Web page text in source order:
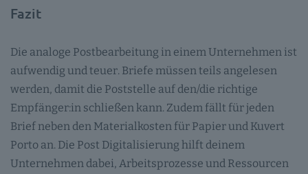
Fazit
Die analoge Postbearbeitung in einem Unternehmen ist
aufwendig und teuer. Briefe müssen teils angelesen
werden, damit die Poststelle auf den/die richtige
Empfänger:in schließen kann. Zudem fällt für jeden
Brief neben den Materialkosten für Papier und Kuvert
Porto an. Die Post Digitalisierung hilft deinem
Unternehmen dabei, Arbeitsprozesse und Ressourcen